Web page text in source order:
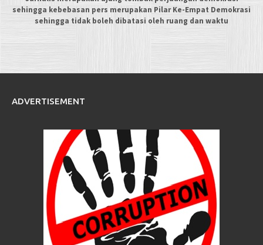
sehingga kebebasan pers merupakan Pilar Ke-Empat Demokrasi
sehingga tidak boleh dibatasi oleh ruang dan waktu
ADVERTISEMENT